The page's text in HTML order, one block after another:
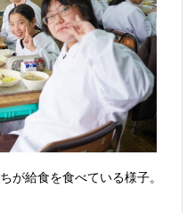
給食を食べている様子。